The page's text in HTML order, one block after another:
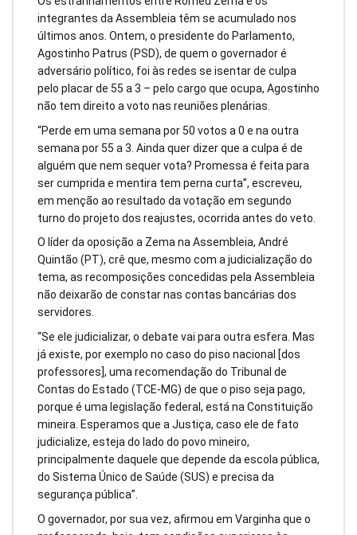
integrantes da Assembleia têm se acumulado nos
últimos anos. Ontem, o presidente do Parlamento,
Agostinho Patrus (PSD), de quem o governador é
adversário político, foi às redes se isentar de culpa
pelo placar de 55 a 3 – pelo cargo que ocupa, Agostinho
não tem direito a voto nas reuniões plenárias.
“Perde em uma semana por 50 votos a 0 e na outra
semana por 55 a 3. Ainda quer dizer que a culpa é de
alguém que nem sequer vota? Promessa é feita para
ser cumprida e mentira tem perna curta”, escreveu,
em menção ao resultado da votação em segundo
turno do projeto dos reajustes, ocorrida antes do veto.
O líder da oposição a Zema na Assembleia, André
Quintão (PT), crê que, mesmo com a judicialização do
tema, as recomposições concedidas pela Assembleia
não deixarão de constar nas contas bancárias dos
servidores.
“Se ele judicializar, o debate vai para outra esfera. Mas
já existe, por exemplo no caso do piso nacional [dos
professores], uma recomendação do Tribunal de
Contas do Estado (TCE-MG) de que o piso seja pago,
porque é uma legislação federal, está na Constituição
mineira. Esperamos que a Justiça, caso ele de fato
judicialize, esteja do lado do povo mineiro,
principalmente daquele que depende da escola pública,
do Sistema Único de Saúde (SUS) e precisa da
segurança pública”.
O governador, por sua vez, afirmou em Varginha que o